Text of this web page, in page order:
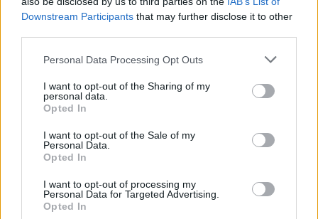
Downstream Participants that may further disclose it to other
Personal Data Processing Opt Outs
I want to opt-out of the Sharing of my
personal data.
Opted In
I want to opt-out of the Sale of my
Personal Data.
Opted In
I want to opt-out of processing my
Personal Data for Targeted Advertising.
Opted In
In evidenza